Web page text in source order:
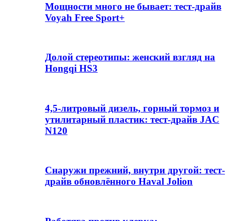
Мощности много не бывает: тест-драйв
Voyah Free Sport+
Долой стереотипы: женский взгляд на
Hongqi HS3
4,5-литровый дизель, горный тормоз и
утилитарный пластик: тест-драйв JAC
N120
Снаружи прежний, внутри другой: тест-
драйв обновлённого Haval Jolion